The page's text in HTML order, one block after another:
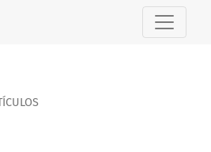
León como presidio político